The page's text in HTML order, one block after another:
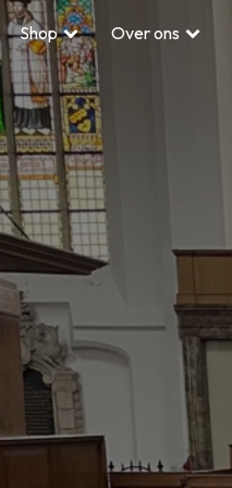
Shop Over ons